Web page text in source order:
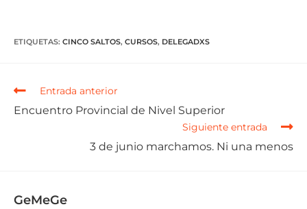
ETIQUETAS: CINCO SALTOS, CURSOS, DELEGADXS
Entrada anterior
Encuentro Provincial de Nivel Superior
Siguiente entrada
3 de junio marchamos. Ni una menos
GeMeGe